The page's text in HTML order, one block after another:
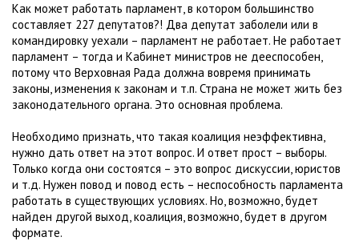
Как может работать парламент, в котором большинство
составляет 227 депутатов?! Два депутат заболели или в
командировку уехали – парламент не работает. Не работает
парламент – тогда и Кабинет министров не дееспособен,
потому что Верховная Рада должна вовремя принимать
законы, изменения к законам и т.п. Страна не может жить без
законодательного органа. Это основная проблема.
Необходимо признать, что такая коалиция неэффективна,
нужно дать ответ на этот вопрос. И ответ прост – выборы.
Только когда они состоятся – это вопрос дискуссии, юристов
и т.д. Нужен повод и повод есть – неспособность парламента
работать в существующих условиях. Но, возможно, будет
найден другой выход, коалиция, возможно, будет в другом
формате.